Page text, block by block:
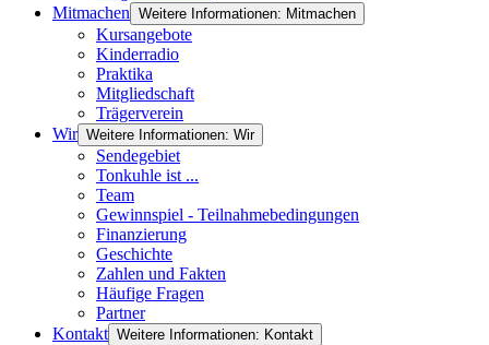
Mitmachen Weitere Informationen: Mitmachen
Kursangebote
Kinderradio
Praktika
Mitgliedschaft
Trägerverein
Wir Weitere Informationen: Wir
Sendegebiet
Tonkuhle ist ...
Team
Gewinnspiel - Teilnahmebedingungen
Finanzierung
Geschichte
Zahlen und Fakten
Häufige Fragen
Partner
Kontakt Weitere Informationen: Kontakt